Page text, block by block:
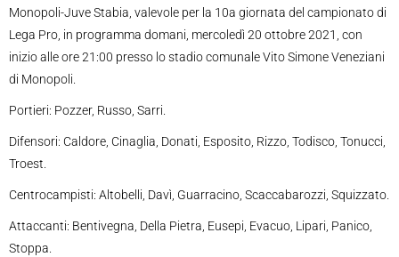
Monopoli-Juve Stabia, valevole per la 10a giornata del campionato di
Lega Pro, in programma domani, mercoledì 20 ottobre 2021, con
inizio alle ore 21:00 presso lo stadio comunale Vito Simone Veneziani
di Monopoli.
Portieri: Pozzer, Russo, Sarri.
Difensori: Caldore, Cinaglia, Donati, Esposito, Rizzo, Todisco, Tonucci,
Troest.
Centrocampisti: Altobelli, Davì, Guarracino, Scaccabarozzi, Squizzato.
Attaccanti: Bentivegna, Della Pietra, Eusepi, Evacuo, Lipari, Panico,
Stoppa.